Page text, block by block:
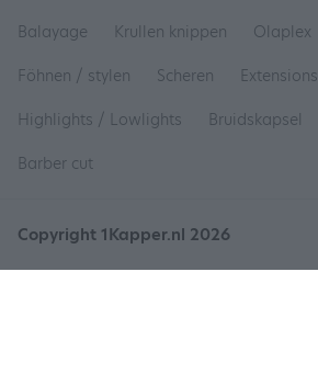
Balayage
Krullen knippen
Olaplex
Föhnen / stylen
Scheren Extensions
Highlights / Lowlights
Bruidskapsel
Barber cut
Copyright 1Kapper.nl 2026